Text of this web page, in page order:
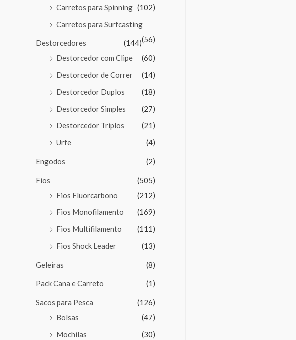
Carretos para Spinning (102)
Carretos para Surfcasting
(56)
Destorcedores
(144)
Destorcedor com Clipe
(60)
Destorcedor de Correr
(14)
Destorcedor Duplos
(18)
Destorcedor Simples
(27)
Destorcedor Triplos
(21)
Urfe
(4)
Engodos (2)
Fios
(505)
Fios Fluorcarbono
(212)
Fios Monofilamento
(169)
Fios Multifilamento
(111)
Fios Shock Leader
(13)
Geleiras (8)
Pack Cana e Carreto (1)
Sacos para Pesca
(126)
Bolsas
(47)
Mochilas
(30)